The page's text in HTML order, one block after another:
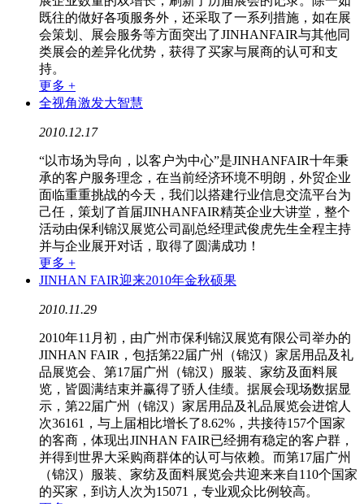
既往的做好各项服务外，还采取了一系列措施，如在展
会策划、展会服务等方面突出了JINHANFAIR与其他同
类展会的差异化优势，获得了买家与展商的认可和支
持。
更多 +
全视角激发大智慧
2010.12.17
“以市场为导向，以客户为中心”是JINHANFAIR十年秉
承的客户服务理念，在当前经济环境不明朗，外贸企业
面临重重挑战的今天，我们以搭建行业信息交流平台为
己任，策划了首届JINHANFAIR精英企业大讲堂，整个
活动由保利锦汉展览公司副总经理武俊虎先生全程主持
并与企业展开对话，取得了圆满成功！
更多 +
JINHAN FAIR迎来2010年金秋硕果
2010.11.29
2010年11月初，由广州市保利锦汉展览有限公司举办的
JINHAN FAIR，包括第22届广州（锦汉）家居用品及礼
品展览会、第17届广州（锦汉）服装、家纺及面料展
览，皆圆满结束并赢得了骄人佳绩。据展会现场数据显
示，第22届广州（锦汉）家居用品及礼品展览会进馆人
次36161，与上届相比增长了8.62%，共接待157个国家
的客商，体现出JINHAN FAIR已经拥有稳定的客户群，
并得到世界大采购商群体的认可与依赖。而第17届广州
（锦汉）服装、家纺及面料展览会共迎来来自110个国家
的买家，到访人次为15071，专业观众比例较高。